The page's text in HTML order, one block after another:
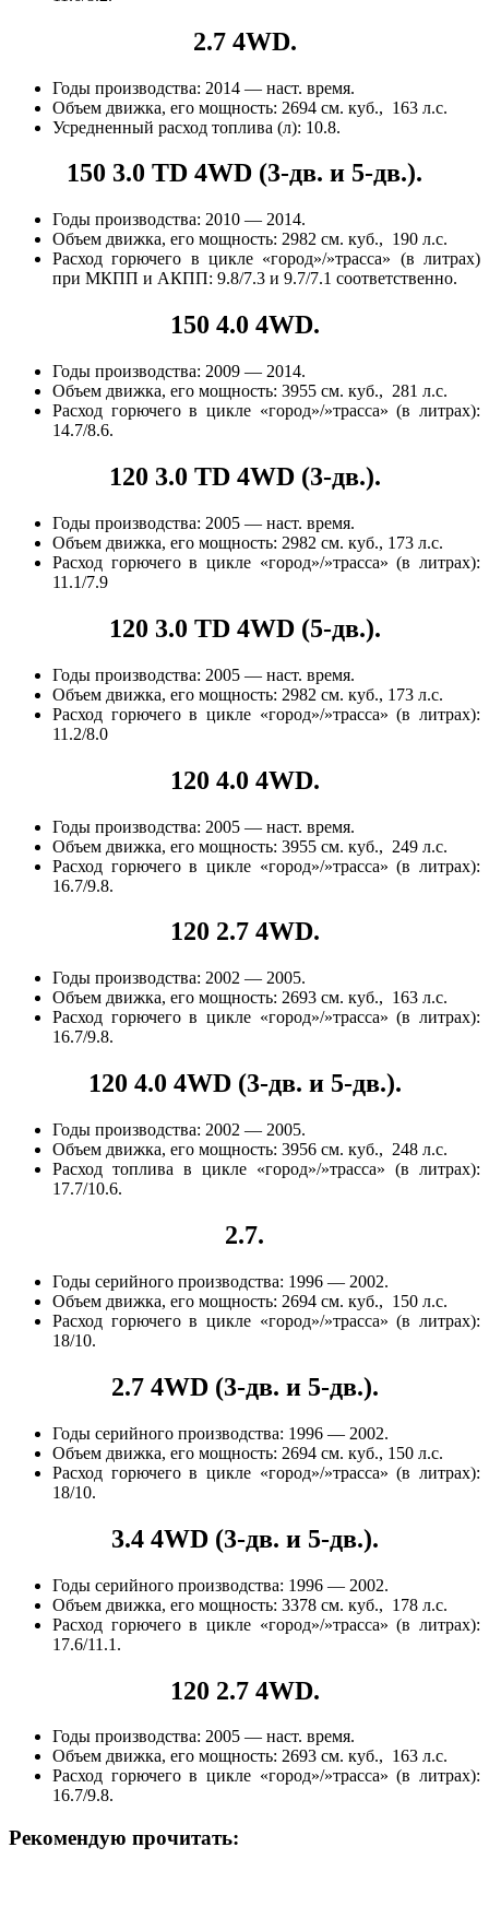
2.7 4WD.
Годы производства: 2014 — наст. время.
Объем движка, его мощность: 2694 см. куб., 163 л.с.
Усредненный расход топлива (л): 10.8.
150 3.0 TD 4WD (3-дв. и 5-дв.).
Годы производства: 2010 — 2014.
Объем движка, его мощность: 2982 см. куб., 190 л.с.
Расход горючего в цикле «город»/»трасса» (в литрах)
при МКПП и АКПП: 9.8/7.3 и 9.7/7.1 соответственно.
150 4.0 4WD.
Годы производства: 2009 — 2014.
Объем движка, его мощность: 3955 см. куб., 281 л.с.
Расход горючего в цикле «город»/»трасса» (в литрах):
14.7/8.6.
120 3.0 TD 4WD (3-дв.).
Годы производства: 2005 — наст. время.
Объем движка, его мощность: 2982 см. куб., 173 л.с.
Расход горючего в цикле «город»/»трасса» (в литрах):
11.1/7.9
120 3.0 TD 4WD (5-дв.).
Годы производства: 2005 — наст. время.
Объем движка, его мощность: 2982 см. куб., 173 л.с.
Расход горючего в цикле «город»/»трасса» (в литрах):
11.2/8.0
120 4.0 4WD.
Годы производства: 2005 — наст. время.
Объем движка, его мощность: 3955 см. куб., 249 л.с.
Расход горючего в цикле «город»/»трасса» (в литрах):
16.7/9.8.
120 2.7 4WD.
Годы производства: 2002 — 2005.
Объем движка, его мощность: 2693 см. куб., 163 л.с.
Расход горючего в цикле «город»/»трасса» (в литрах):
16.7/9.8.
120 4.0 4WD (3-дв. и 5-дв.).
Годы производства: 2002 — 2005.
Объем движка, его мощность: 3956 см. куб., 248 л.с.
Расход топлива в цикле «город»/»трасса» (в литрах):
17.7/10.6.
2.7.
Годы серийного производства: 1996 — 2002.
Объем движка, его мощность: 2694 см. куб., 150 л.с.
Расход горючего в цикле «город»/»трасса» (в литрах):
18/10.
2.7 4WD (3-дв. и 5-дв.).
Годы серийного производства: 1996 — 2002.
Объем движка, его мощность: 2694 см. куб., 150 л.с.
Расход горючего в цикле «город»/»трасса» (в литрах):
18/10.
3.4 4WD (3-дв. и 5-дв.).
Годы серийного производства: 1996 — 2002.
Объем движка, его мощность: 3378 см. куб., 178 л.с.
Расход горючего в цикле «город»/»трасса» (в литрах):
17.6/11.1.
120 2.7 4WD.
Годы производства: 2005 — наст. время.
Объем движка, его мощность: 2693 см. куб., 163 л.с.
Расход горючего в цикле «город»/»трасса» (в литрах):
16.7/9.8.
Рекомендую прочитать: